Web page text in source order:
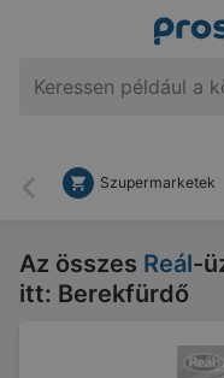
Vissza
Szupermarketek
Az összes Reál-
itt: Berekfürdő